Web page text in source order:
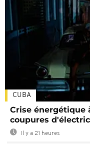
CUBA
Crise énergétique
coupures
Il y a 21 heures